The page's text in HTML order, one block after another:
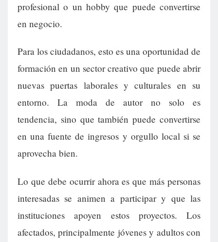
profesional o un hobby que puede convertirse
en negocio.
Para los ciudadanos, esto es una oportunidad de
formación en un sector creativo que puede abrir
nuevas puertas laborales y culturales en su
entorno. La moda de autor no solo es
tendencia, sino que también puede convertirse
en una fuente de ingresos y orgullo local si se
aprovecha bien.
Lo que debe ocurrir ahora es que más personas
interesadas se animen a participar y que las
instituciones apoyen estos proyectos. Los
afectados, principalmente jóvenes y adultos con